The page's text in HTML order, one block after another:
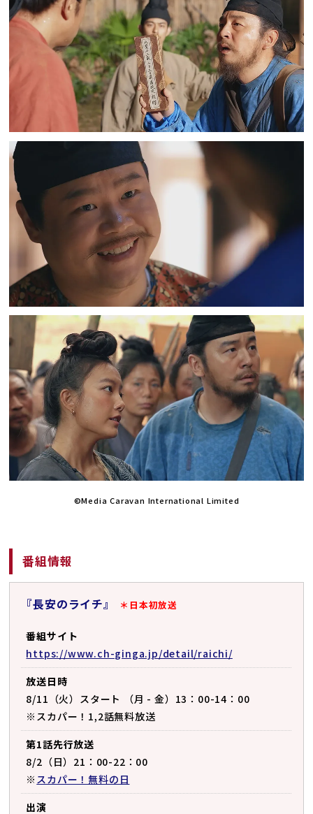
©Media Caravan International Limited
番組情報
『長安のライチ』 ＊日本初放送
番組サイト
https://www.ch-ginga.jp/detail/raichi/
放送日時
8/11（火）スタート （月 - 金）13：00-14：00
※スカパー！1,2話無料放送
第1話先行放送
8/2（日）21：00-22：00
※ スカパー！無料の日
出演